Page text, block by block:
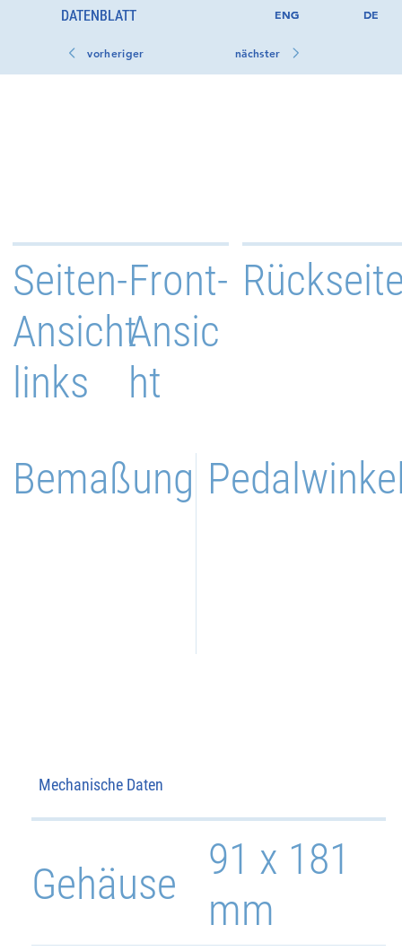
Seiten-
Ansicht
links
Front-
Ansic
ht
Bemaßung
91 x 181
mm
Gehäuse
Mechanische Daten
vorheriger nächster
ENG DE
DATENBLATT ENG DE
DATENBLATT